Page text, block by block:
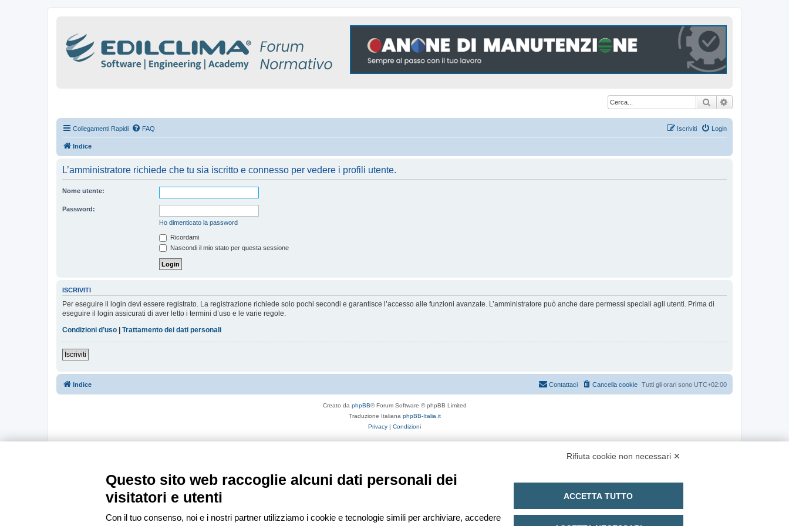
Cerca
Collegamenti Rapidi FAQ Login
Iscriviti
Indice
L’amministratore richiede che tu sia iscritto e connesso per vedere i profili utente.
Nome utente:
Password:
Ho dimenticato la password
Ricordami
Nascondi il mio stato per questa sessione
ISCRIVITI
Per eseguire il login devi essere registrato. La registrazione richiede solo pochi secondi e garantisce l’accesso alle funzioni avanzate. L’amministratore può anche dare permessi speciali agli utenti. Prima di
eseguire il login assicurati di aver letto i termini d’uso e le varie regole.
Condizioni d’uso | Trattamento dei dati personali
Iscriviti
Indice Tutti gli orari sono UTC+02:00
Cancella cookie
Contattaci
Creato da phpBB® Forum Software © phpBB Limited
Traduzione Italiana phpBB-Italia.it
Privacy | Condizioni
Rifiuta cookie non necessari ✕
Questo sito web raccoglie alcuni dati personali dei
visitatori e utenti
Con il tuo consenso, noi e i nostri partner utilizziamo i cookie e tecnologie simili per archiviare, accedere
ACCETTA TUTTO